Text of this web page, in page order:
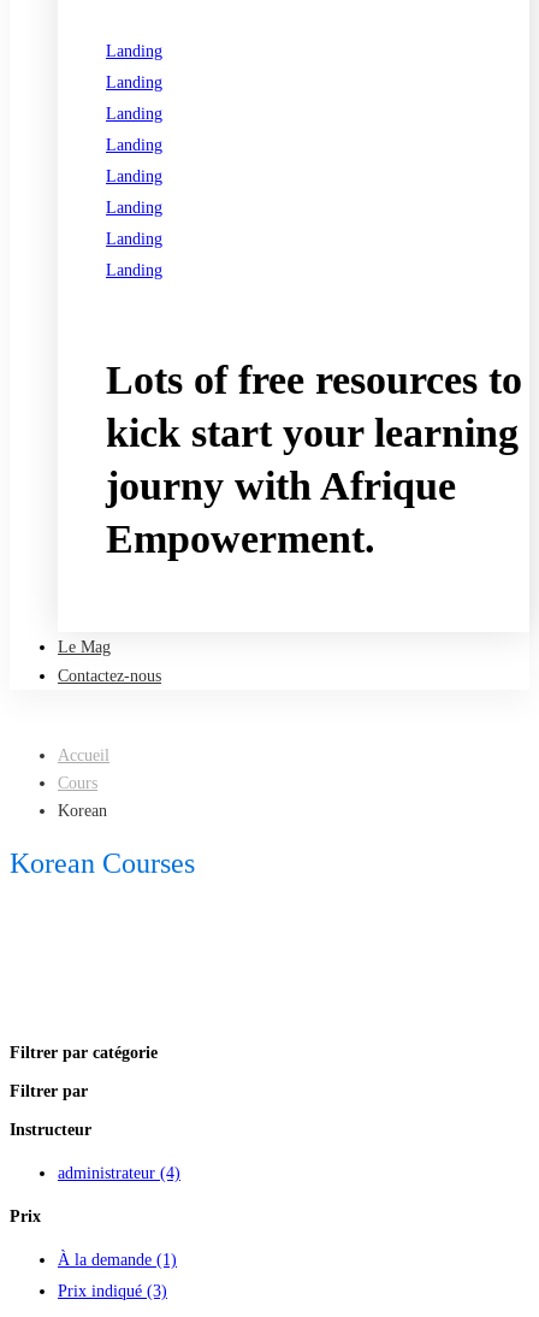
Landing
Landing
Landing
Landing
Landing
Landing
Landing
Landing
Lots of free resources to
kick start your learning
journy with Afrique
Empowerment.
Le Mag
Contactez-nous
Accueil
Cours
Korean
Korean Courses
Filtrer par catégorie
Filtrer par
Instructeur
administrateur (4)
Prix
À la demande (1)
Prix indiqué (3)